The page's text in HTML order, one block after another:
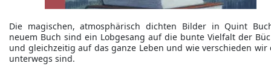
Die magischen, atmosphärisch dichten Bilder in Quint
neuem Buch sind ein Lobgesang auf die bunte Vielfalt der
und gleichzeitig auf das ganze Leben und wie verschieden wir
unterwegs sind.